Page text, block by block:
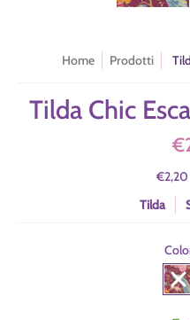
Home Prodotti
Tilda Chic
€2,20
Tilda